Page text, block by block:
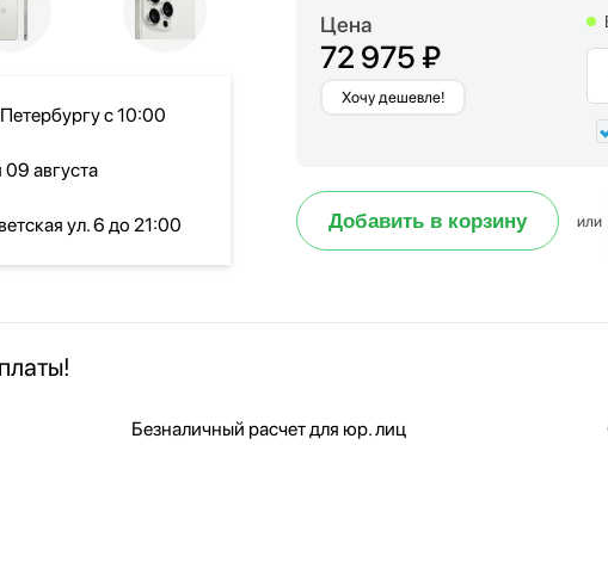
с 10:00
августа
ул. 6 до 21:00
Цена
72 975 ₽
Хочу дешевле!
Добавить в корзину или
Безналичный расчет для юр. лиц